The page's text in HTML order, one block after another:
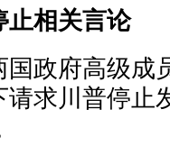
止相关言论
政府高级成
求川普停止